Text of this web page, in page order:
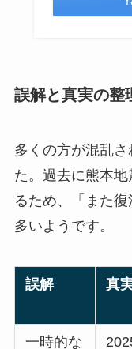
誤解と真実の整
多くの方が混乱
た。過去に熊本
るため、「また
多いようです。
誤解 真
一時的な